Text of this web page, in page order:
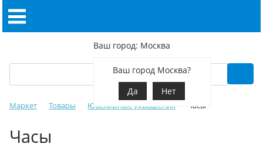
Ваш город: Москва
Ваш город Москва?
Да
Нет
Маркет Товары Ювелирные украшения Часы
Часы